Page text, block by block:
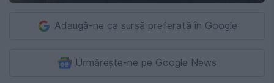
Adaugă-ne ca sursă preferată în Google
Urmărește-ne pe Google News